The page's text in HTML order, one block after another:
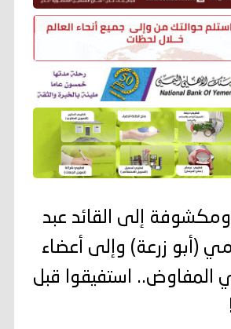
إلى القائد عبد
(أبو زرعة) وإلى أعضاء
المفاوض.. استفيقوا قبل